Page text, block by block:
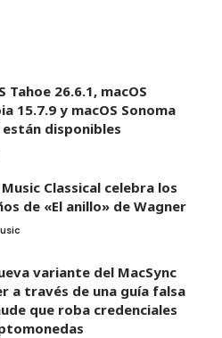
Tahoe 26.6.1, macOS
15.7.9 y macOS Sonoma
están disponibles
Classical celebra los
de «El anillo» de Wagner
variante del MacSync
a través de una guía falsa
que roba credenciales